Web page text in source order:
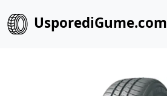
UsporediGume.com